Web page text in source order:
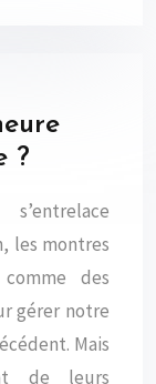
?
les montres
des
gérer notre
Mais
de leurs